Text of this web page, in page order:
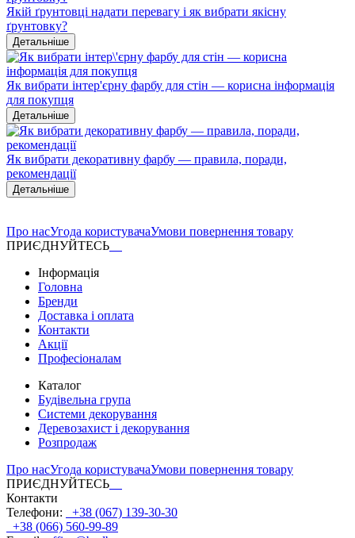
Якій ґрунтовці надати перевагу і як вибрати якісну
ґрунтовку?
Детальніше
Як вибрати інтер'єрну фарбу для стін — корисна інформація
для покупця
Детальніше
Як вибрати декоративну фарбу — правила, поради,
рекомендації
Детальніше
Про насУгода користувачаУмови повернення товару
ПРИЄДНУЙТЕСЬ
Інформація
Головна
Бренди
Доставка і оплата
Контакти
Акції
Професіоналам
Каталог
Будівельна група
Системи декорування
Деревозахист і декорування
Розпродаж
Про насУгода користувачаУмови повернення товару
ПРИЄДНУЙТЕСЬ
Контакти
Телефони:
+38 (067) 139-30-30
+38 (066) 560-99-89